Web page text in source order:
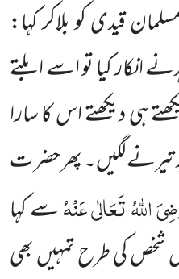
قیدی کو بلاکر کہا:
انکار کیا تو اسے ابلتے
ہی دیکھتے اس کا سارا
تیرنے لگیں۔ پھر حضر ت
اللہُ تَعَالٰی عَنْہُسے کہا
شخص کی طرح تمہیں بھی